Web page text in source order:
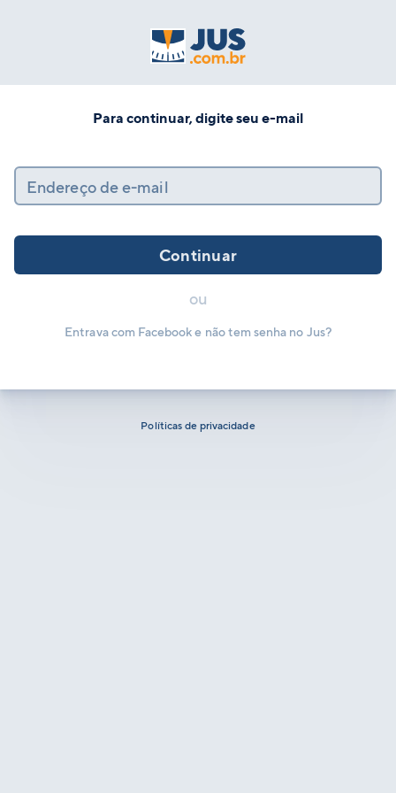
Para continuar, digite seu e-mail
Endereço de e-mail
Continuar
ou
Entrava com Facebook e não tem senha no Jus?
Políticas de privacidade